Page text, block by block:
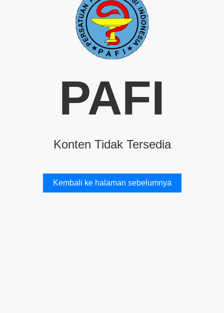
PAFI
Konten Tidak Tersedia
Kembali ke halaman sebelumnya